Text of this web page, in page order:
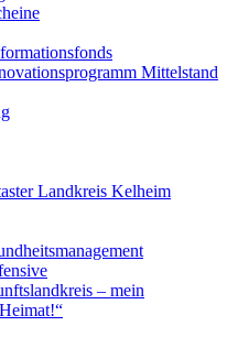
Mittelstand
Landkreis Kelheim
– mein